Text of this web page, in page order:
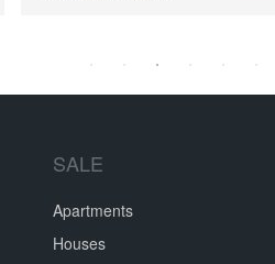
SALE
Apartments
Houses